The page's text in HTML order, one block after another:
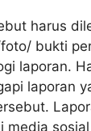
harus
bukti
laporan.
laporan
media